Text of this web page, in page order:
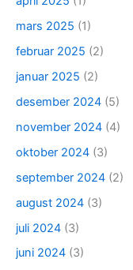
mars 2025 (1)
februar 2025 (2)
januar 2025 (2)
desember 2024 (5)
november 2024 (4)
oktober 2024 (3)
september 2024 (2)
august 2024 (3)
juli 2024 (3)
juni 2024 (3)